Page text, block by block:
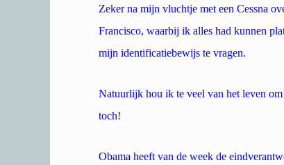
Zeker na mijn vluchtje met een Cessna
Francisco, waarbij ik alles had kunnen
mijn identificatiebewijs te vragen.
Natuurlijk hou ik te veel van het leven
toch!
Obama heeft van de week de